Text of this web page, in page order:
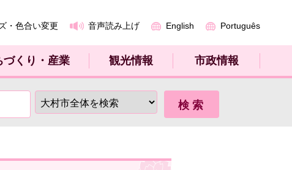
・色合い変更 音声読み上げ English Português
づくり・産業 観光情報 市政情報